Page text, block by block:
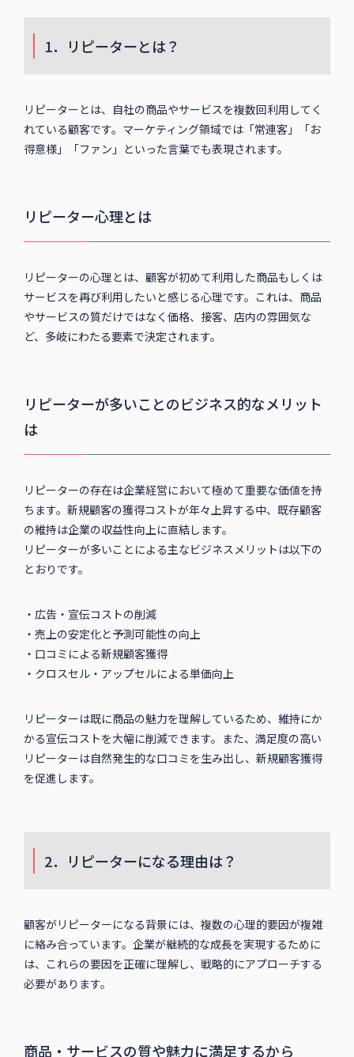
1．リピーターとは？
リピーターとは、自社の商品やサービスを複数回利用してく
れている顧客です。マーケティング領域では「常連客」「お
得意様」「ファン」といった言葉でも表現されます。
リピーター心理とは
リピーターの心理とは、顧客が初めて利用した商品もしくは
サービスを再び利用したいと感じる心理です。これは、商品
やサービスの質だけではなく価格、接客、店内の雰囲気な
ど、多岐にわたる要素で決定されます。
リピーターが多いことのビジネス的なメリット
は
リピーターの存在は企業経営において極めて重要な価値を持
ちます。新規顧客の獲得コストが年々上昇する中、既存顧客
の維持は企業の収益性向上に直結します。
リピーターが多いことによる主なビジネスメリットは以下の
とおりです。
・広告・宣伝コストの削減
・売上の安定化と予測可能性の向上
・口コミによる新規顧客獲得
・クロスセル・アップセルによる単価向上
リピーターは既に商品の魅力を理解しているため、維持にか
かる宣伝コストを大幅に削減できます。また、満足度の高い
リピーターは自然発生的な口コミを生み出し、新規顧客獲得
を促進します。
2．リピーターになる理由は？
顧客がリピーターになる背景には、複数の心理的要因が複雑
に絡み合っています。企業が継続的な成長を実現するために
は、これらの要因を正確に理解し、戦略的にアプローチする
必要があります。
商品・サービスの質や魅力に満足するから